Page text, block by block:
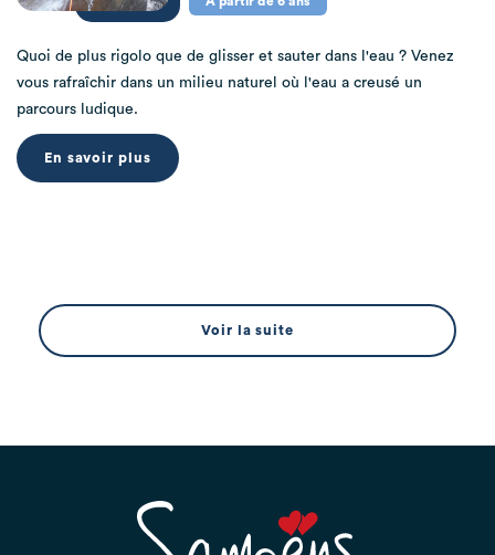
Quoi de plus rigolo que de glisser et sauter dans l'eau ? Venez
vous rafraîchir dans un milieu naturel où l'eau a creusé un
parcours ludique.
En savoir plus
Voir la suite